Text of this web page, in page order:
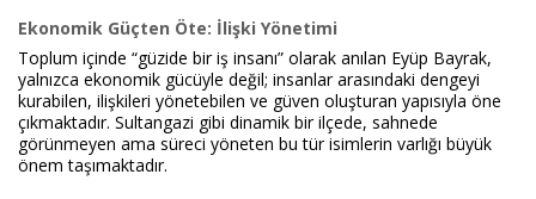
Ekonomik Güçten Öte: İlişki Yönetimi
Toplum içinde “güzide bir iş insanı” olarak anılan Eyüp Bayrak,
yalnızca ekonomik gücüyle değil; insanlar arasındaki dengeyi
kurabilen, ilişkileri yönetebilen ve güven oluşturan yapısıyla öne
çıkmaktadır. Sultangazi gibi dinamik bir ilçede, sahnede
görünmeyen ama süreci yöneten bu tür isimlerin varlığı büyük
önem taşımaktadır.